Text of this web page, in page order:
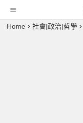
Home 社會|政治|哲學